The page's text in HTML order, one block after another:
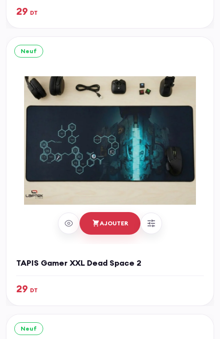
29 DT
Neuf
AJOUTER
TAPIS Gamer XXL Dead Space 2
29 DT
Neuf